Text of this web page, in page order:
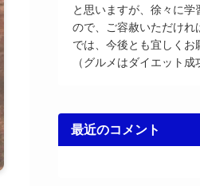
と思いますが、徐々に学
ので、ご容赦いただけれ
では、今後とも宜しくお
（グルメはダイエット成
最近のコメント